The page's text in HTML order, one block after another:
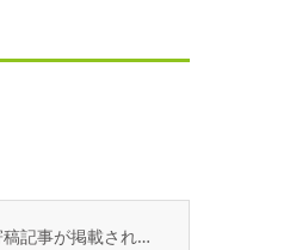
不動産専門誌『不動産コンサルティングプラス』に弊社代表・荻野の寄稿記事が掲載されました